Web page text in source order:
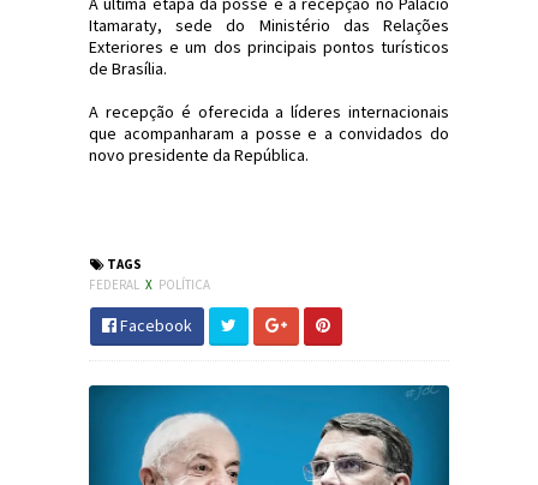
Itamaraty, sede do Ministério das Relações
Exteriores e um dos principais pontos turísticos
de Brasília.
A recepção é oferecida a líderes internacionais
que acompanharam a posse e a convidados do
novo presidente da República.
TAGS
FEDERAL X POLÍTICA
Facebook